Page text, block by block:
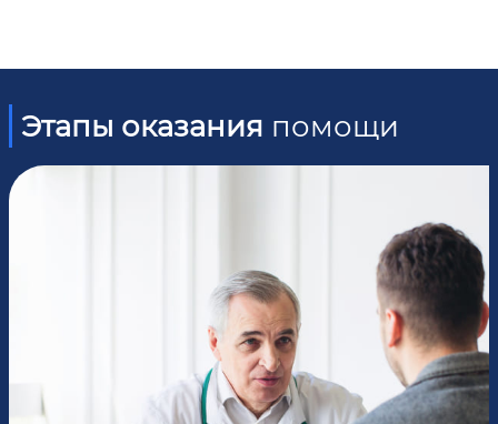
Этапы оказания помощи